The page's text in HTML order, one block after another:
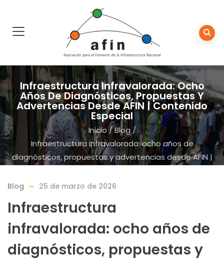
Infraestructura Infravalorada: Ocho
Años De Diagnósticos, Propuestas Y
Advertencias Desde AFIN | Contenido
Especial
Inicio/Blog /
Infraestructura infravalorada: ocho años de
diagnósticos, propuestas y advertencias desde AFIN |
Blog 25 de marzo de 2026
Infraestructura
infravalorada: ocho años de
diagnósticos, propuestas y